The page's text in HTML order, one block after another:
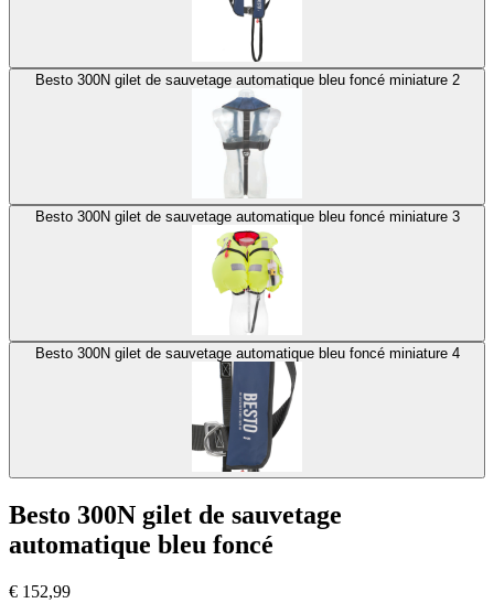
Besto 300N gilet de sauvetage automatique bleu foncé miniature 2
Besto 300N gilet de sauvetage automatique bleu foncé miniature 3
Besto 300N gilet de sauvetage automatique bleu foncé miniature 4
Besto 300N gilet de sauvetage
automatique bleu foncé
€ 152,99